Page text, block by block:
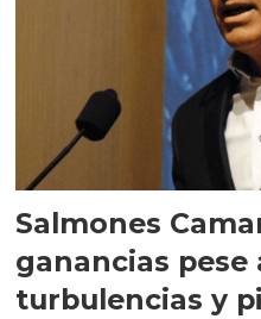
Salmones
ganancias pese
turbulencias y